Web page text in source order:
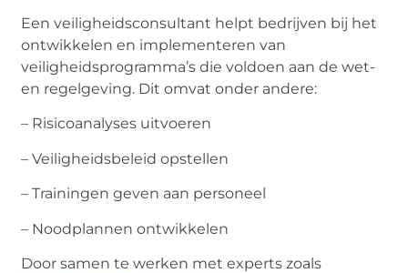
Een veiligheidsconsultant helpt bedrijven bij het
ontwikkelen en implementeren van
veiligheidsprogramma’s die voldoen aan de wet-
en regelgeving. Dit omvat onder andere:
– Risicoanalyses uitvoeren
– Veiligheidsbeleid opstellen
– Trainingen geven aan personeel
– Noodplannen ontwikkelen
Door samen te werken met experts zoals